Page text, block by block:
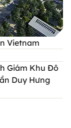
Vietnam
Giám Khu Đô
Duy Hưng